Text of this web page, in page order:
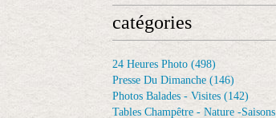
catégories
24 Heures Photo (498)
Presse Du Dimanche (146)
Photos Balades - Visites (142)
Tables Champêtre - Nature -saisons